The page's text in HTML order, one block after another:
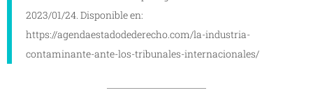
2023/01/24. Disponible en:
https://agendaestadodederecho.com/la-industria-
contaminante-ante-los-tribunales-internacionales/